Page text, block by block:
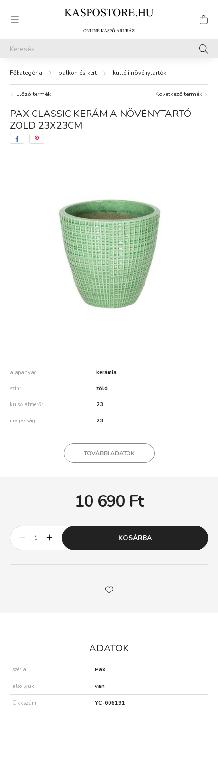
balkon és kert kültéri növénytartók
Előző termék Következő termék
PAX CLASSIC KERÁMIA NÖVÉNYTARTÓ
ZÖLD 23X23CM
alapanyag kerámia
szín zöld
külső átmérő 23
magasság 23
TOVÁBBI ADATOK
10 690 Ft
KOSÁRBA
ADATOK
széria Pax
alsó lyuk van
Cikkszám YC-606191